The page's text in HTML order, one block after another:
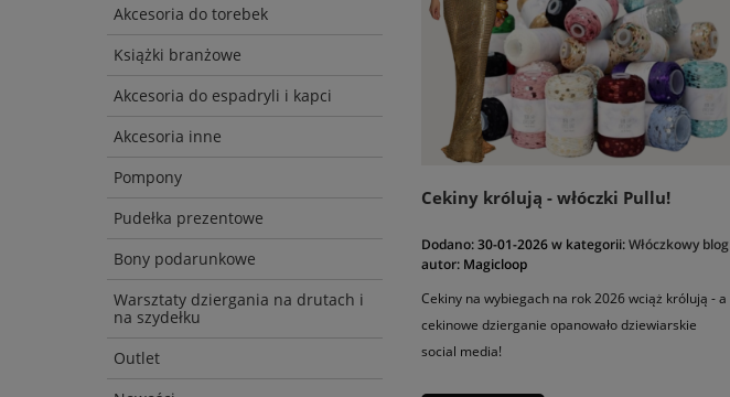
Akcesoria do torebek
Książki branżowe
Akcesoria do espadryli i kapci
Akcesoria inne
Pompony
Pudełka prezentowe
Bony podarunkowe
Warsztaty dziergania na drutach i
na szydełku
Outlet
Cekiny królują - włóczki Pullu!
Dodano:30-01-2026w kategorii:Włóczkowy blog
autor: Magicloop
Cekiny na wybiegach na rok 2026 wciąż królują - a
cekinowe dzierganie opanowało dziewiarskie
social media!